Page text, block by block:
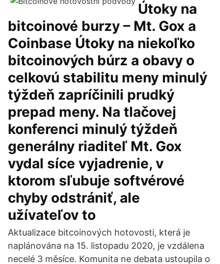
Útoky na
bitcoinové burzy – Mt. Gox a
Coinbase Útoky na niekoľko
bitcoinových búrz a obavy o
celkovú stabilitu meny minulý
týždeň zapríčinili prudký
prepad meny. Na tlačovej
konferenci minulý týždeň
generálny riaditeľ Mt. Gox
vydal síce vyjadrenie, v
ktorom sľubuje softvérové
chyby odstrániť, ale
užívateľov to
Aktualizace bitcoinových hotovosti, která je
naplánována na 15. listopadu 2020, je vzdálena
necelé 3 měsíce. Komunita ne debata ustoupila o